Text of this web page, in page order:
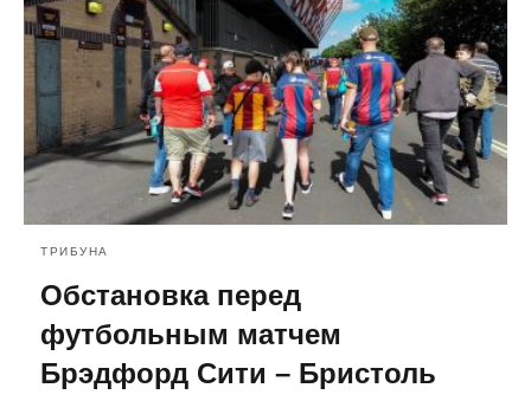
ТРИБУНА
Обстановка перед
футбольным матчем
Брэдфорд Сити – Бристоль